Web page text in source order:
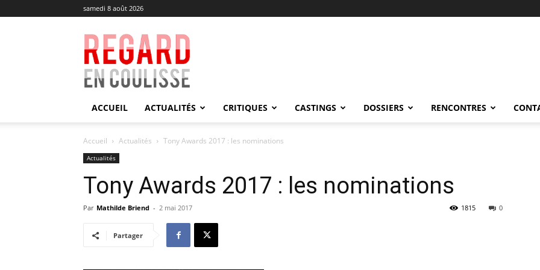
samedi 8 août 2026
Regard
en
Coulisse
ACCUEIL ACTUALITÉS CRITIQUES CASTINGS DOSSIERS RENCONTRES
Accueil Actualités Tony Awards 2017 : les nominations
Actualités
Tony Awards 2017 : les nominations
Par Mathilde Briend - 2 mai 2017 0
1815
Partager